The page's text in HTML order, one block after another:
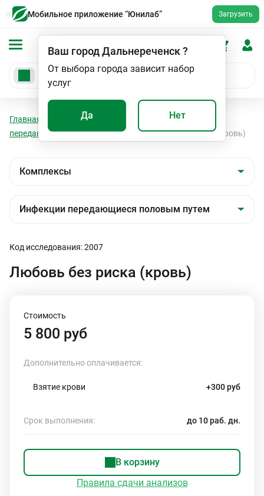
Мобильное приложение “Юнилаб” Загрузить
Ваш городДальнереченск?
От выбора города зависит набор
услуг
Да Нет
Главная Анализы
Инфекции
передающиеся половым путем
Любовь без риска (кровь)
Код исследования: 2007
Любовь без риска (кровь)
Стоимость
5 800 руб
Дополнительно оплачивается:
Взятие крови +300 руб
Срок выполнения: до 10 раб. дн.
В корзину
Правила сдачи анализов